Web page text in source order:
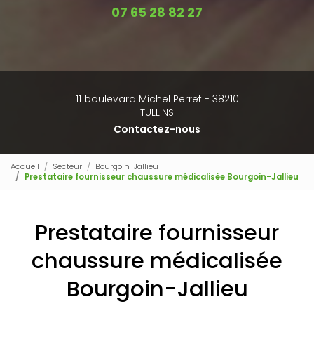
07 65 28 82 27
11 boulevard Michel Perret - 38210
TULLINS
Contactez-nous
Accueil Secteur
Bourgoin-Jallieu
Prestataire fournisseur chaussure médicalisée Bourgoin-Jallieu
Prestataire fournisseur
chaussure médicalisée
Bourgoin-Jallieu